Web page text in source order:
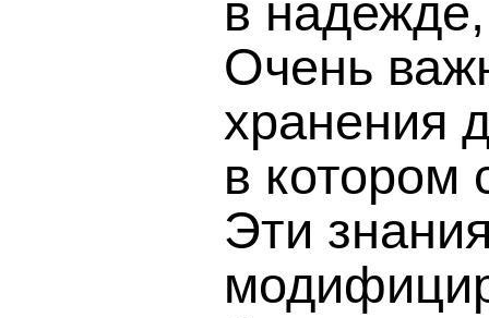
в
Очень
хранения
в котором
Эти